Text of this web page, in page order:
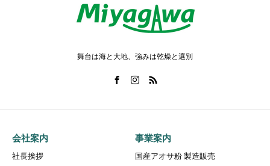
舞台は海と大地、強みは乾燥と選別
会社案内
社長挨拶
事業案内
国産アオサ粉 製造販売